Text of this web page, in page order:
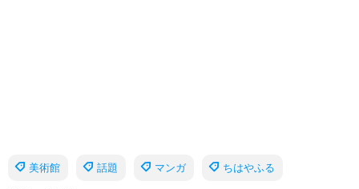
美術館 話題 マンガ ちはやふる